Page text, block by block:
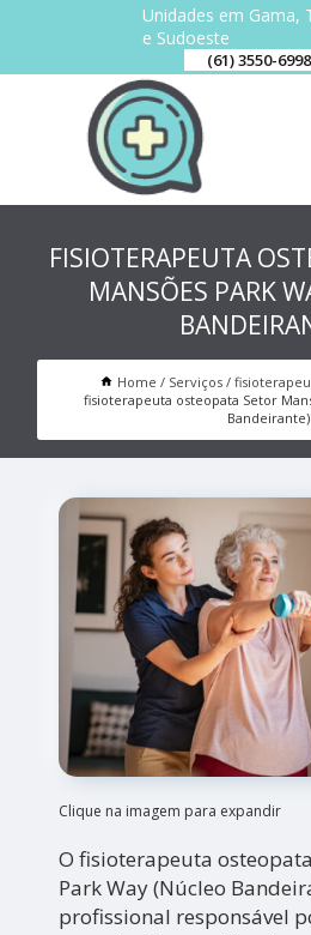
Unidades em Gama,
e Sudoeste
(61) 3550-6998
FISIOTERAPEUTA
MANSÕES PARK
Home Serviços
fisioterapeuta osteopata Setor
Bandeirante)
Clique na imagem para expandir
O fisioterapeuta
Park Way (Núcleo
profissional responsável